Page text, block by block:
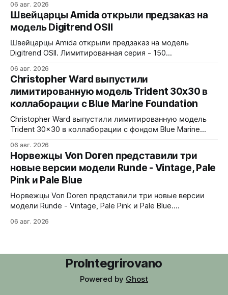
Ceramic, стрелки и индексы Gungrey. 40x12,4x47,75 мм.
Корпус и браслет - сталь 904L, опционально ремешок
X1 FKM Rubber. Сапфировое стекло спереди и сзади с
внутренним AR-покрытием. Безель двунаправленный на
72 клика.
06 авг. 2026
Швейцарцы Amida открыли предзаказ на
модель Digitrend OSII
Швейцарцы Amida открыли предзаказ на модель
Digitrend OSII. Лимитированная серия - 150
Верхняя часть корпуса выполнена из цельного блока
сапфира с призмой, отображающей прыгающие часы и
бегущие минуты вертикально. Подсветка C1 X1 BL
Super-LumiNova на индексах - впервые в истории
Digitrend дисплей светится в темноте.
06 авг. 2026
Christopher Ward выпустили
лимитированную модель Trident 30x30 в
коллаборации с Blue Marine Foundation
Christopher Ward выпустили лимитированную модель
Trident 30x30 в коллаборации с фондом Blue Marine
рисунок на циферблате имитирует морские приливы,
бирюзовый цвет и красная секундная стрелка отсылают
к окраске рыбы-попугая - символу кампании фонда
#FishForTomorrow. На задней крышке выгравирован
логотип 30x30. С продажи каждого экземпляра 30
06 авг. 2026
Норвежцы Von Doren представили три
новые версии модели Runde - Vintage, Pale
Pink и Pale Blue
Норвежцы Von Doren представили три новые версии
модели Runde - Vintage, Pale Pink и Pale Blue.
крышка гравирована как монета из Rundeskatten.
лососевыми оттенками и черным сабдайлом,
вдохновлен часами
06 авг. 2026
ProIntegrirovano
Powered by Ghost